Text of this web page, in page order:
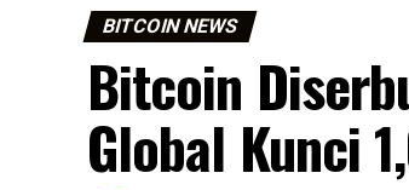
BITCOIN NEWS
Bitcoin
Global Kunci